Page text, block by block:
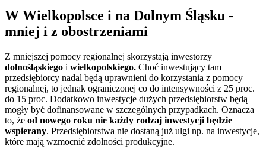
W Wielkopolsce i na Dolnym Śląsku -
mniej i z obostrzeniami
Z mniejszej pomocy regionalnej skorzystają inwestorzy
dolnośląskiego i wielkopolskiego. Choć inwestujący tam
przedsiębiorcy nadal będą uprawnieni do korzystania z pomocy
regionalnej, to jednak ograniczonej co do intensywności z 25 proc.
do 15 proc. Dodatkowo inwestycje dużych przedsiębiorstw będą
mogły być dofinansowane w szczególnych przypadkach. Oznacza
to, że od nowego roku nie każdy rodzaj inwestycji będzie
wspierany. Przedsiębiorstwa nie dostaną już ulgi np. na inwestycje,
które mają wzmocnić zdolności produkcyjne.